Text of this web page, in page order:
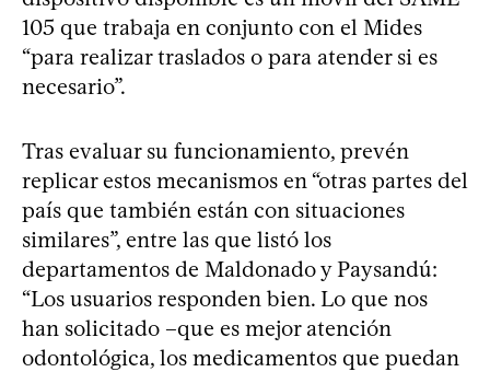
105 que trabaja en conjunto con el Mides
“para realizar traslados o para atender si es
necesario”.
Tras evaluar su funcionamiento, prevén
replicar estos mecanismos en “otras partes del
país que también están con situaciones
similares”, entre las que listó los
departamentos de Maldonado y Paysandú:
“Los usuarios responden bien. Lo que nos
han solicitado –que es mejor atención
odontológica, los medicamentos que puedan